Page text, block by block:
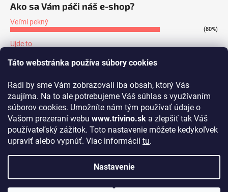
Táto webstránka používa súbory cookies
Radi by sme Vám zobrazovali iba obsah, ktorý Vás
zaujíma. Na to ale potrebujeme Váš súhlas s využívaním
súborov cookies. Umožníte nám tým používať údaje o
Vašom prezeraní webu www.trivino.sk a zlepšiť tak Váš
používateľský zážitok. Toto nastavenie môžete kedykoľvek
upraviť alebo vypnúť. Viac informácií tu.
Nastavenie
Ako sa Vám páči náš e-shop?
Veľmi pekný
(80%)
Ujde to
Nepáči sa mi
Počet hlasov: 171
Prijímame online platby
Copyright 2026www.trivino.sk. Všetky práva vyhradené.Upraviť